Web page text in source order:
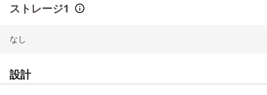
ストレージ1
なし
設計